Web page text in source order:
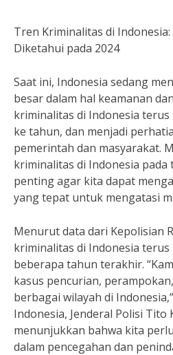
Tren Kriminalitas di
Diketahui pada 2024
Saat ini, Indonesia sedang
besar dalam hal keamanan
kriminalitas di Indonesia
ke tahun, dan menjadi
pemerintah dan masyarakat.
kriminalitas di Indonesia pada
penting agar kita dapat
yang tepat untuk mengatasi
Menurut data dari Kepolisian
kriminalitas di Indonesia
beberapa tahun terakhir.
kasus pencurian,
berbagai wilayah di
Indonesia, Jenderal Polisi Tito
menunjukkan bahwa kita
dalam pencegahan dan